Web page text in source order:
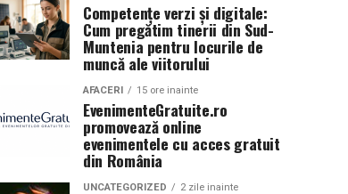
Competențe verzi și digitale:
Cum pregătim tinerii din Sud-
Muntenia pentru locurile de
muncă ale viitorului
AFACERI 15 ore inainte
EvenimenteGratuite.ro
promovează online
evenimentele cu acces gratuit
din România
UNCATEGORIZED 2 zile inainte